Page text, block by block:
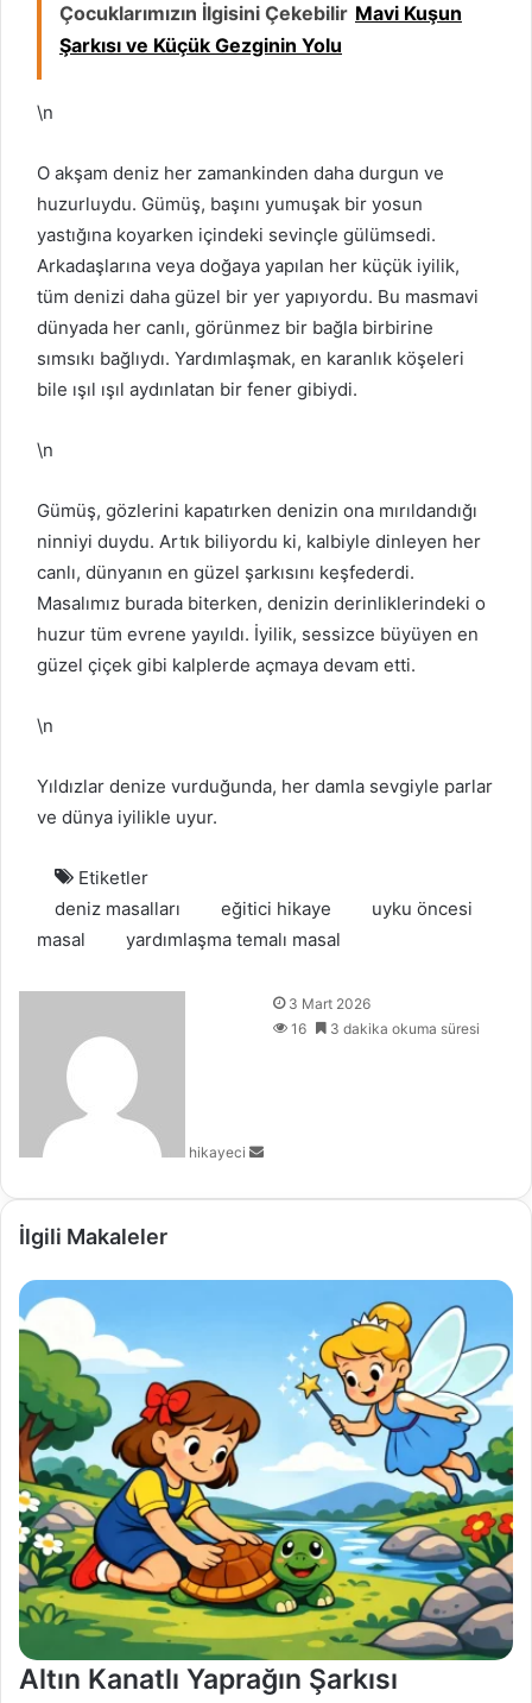
Çocuklarımızın İlgisini Çekebilir Mavi Kuşun
Şarkısı ve Küçük Gezginin Yolu
\n
O akşam deniz her zamankinden daha durgun ve
huzurluydu. Gümüş, başını yumuşak bir yosun
yastığına koyarken içindeki sevinçle gülümsedi.
Arkadaşlarına veya doğaya yapılan her küçük iyilik,
tüm denizi daha güzel bir yer yapıyordu. Bu masmavi
dünyada her canlı, görünmez bir bağla birbirine
sımsıkı bağlıydı. Yardımlaşmak, en karanlık köşeleri
bile ışıl ışıl aydınlatan bir fener gibiydi.
\n
Gümüş, gözlerini kapatırken denizin ona mırıldandığı
ninniyi duydu. Artık biliyordu ki, kalbiyle dinleyen her
canlı, dünyanın en güzel şarkısını keşfederdi.
Masalımız burada biterken, denizin derinliklerindeki o
huzur tüm evrene yayıldı. İyilik, sessizce büyüyen en
güzel çiçek gibi kalplerde açmaya devam etti.
\n
Yıldızlar denize vurduğunda, her damla sevgiyle parlar
ve dünya iyilikle uyur.
Etiketler
deniz masalları
eğitici hikaye
uyku öncesi
masal
yardımlaşma temalı masal
hikayeci
t
ö
3 Mart 2026
16
3 dakika okuma süresi
İlgili Makaleler
Altın Kanatlı Yaprağın Şarkısı